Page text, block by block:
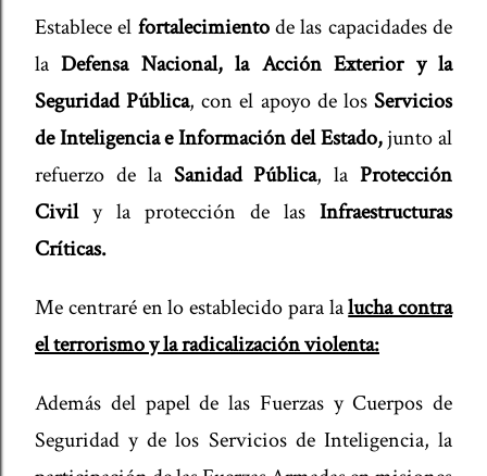
Establece el fortalecimientode las capacidades de
laDefensa Nacional, la Acción Exterior y la
Seguridad Pública, con el apoyo de losServicios
de Inteligencia e Información del Estado,junto al
refuerzo de la Sanidad Pública, laProtección
Civily la protección de las Infraestructuras
Críticas.
Me centraré en lo establecido para lalucha contra
el terrorismo y la radicalización violenta:
Además del papel de las Fuerzas y Cuerpos de
Seguridad y de los Servicios de Inteligencia, la